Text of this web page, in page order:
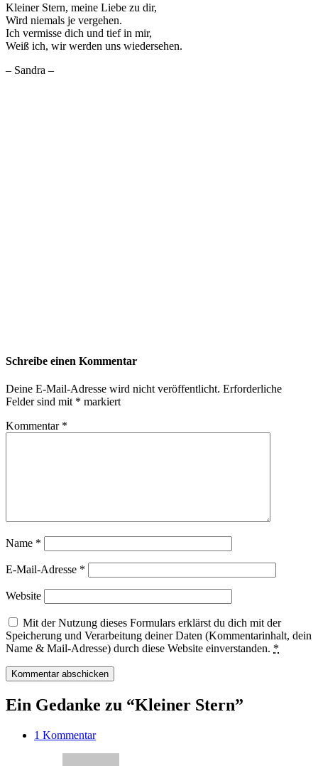
Kleiner Stern, meine Liebe zu dir,
Wird niemals je vergehen.
Ich vermisse dich und tief in mir,
Weiß ich, wir werden uns wiedersehen.
– Sandra –
Schreibe einen Kommentar
Deine E-Mail-Adresse wird nicht veröffentlicht. Erforderliche
Felder sind mit * markiert
Kommentar *
Name *
E-Mail-Adresse *
Website
Mit der Nutzung dieses Formulars erklärst du dich mit der
Speicherung und Verarbeitung deiner Daten (Kommentarinhalt, dein
Name & Mail-Adresse) durch diese Website einverstanden. *
Ein Gedanke zu “Kleiner Stern”
1 Kommentar